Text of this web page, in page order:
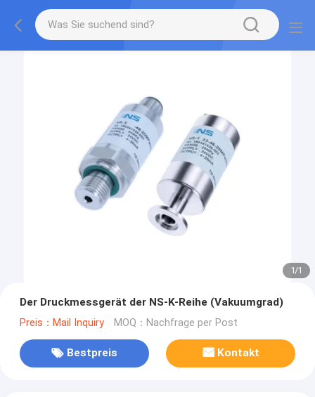
1/1
Der Druckmessgerät der NS-K-Reihe (Vakuumgrad)
Preis：Mail Inquiry MOQ：Nachfrage per Post
Bestpreis Kontakt